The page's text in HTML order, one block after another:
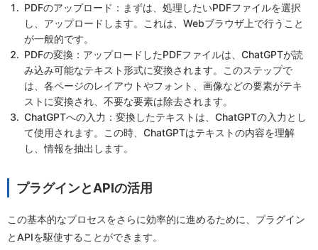
PDFのアップロード：まずは、処理したいPDFファイルを選択
し、アップロードします。これは、Webブラウザ上で行うこと
が一般的です。
PDFの変換：アップロードしたPDFファイルは、ChatGPTが読
み込み可能なテキスト形式に変換されます。このステップで
は、各ページのレイアウトやフォント、画像などの要素がテキ
ストに変換され、不要な要素は除去されます。
ChatGPTへの入力：変換したテキストは、ChatGPTの入力とし
て使用されます。この時、ChatGPTはテキストの内容を理解
し、情報を抽出します。
プラグインとAPIの活用
この基本的なプロセスをさらに効率的に進めるために、プラグイン
とAPIを駆使することができます。